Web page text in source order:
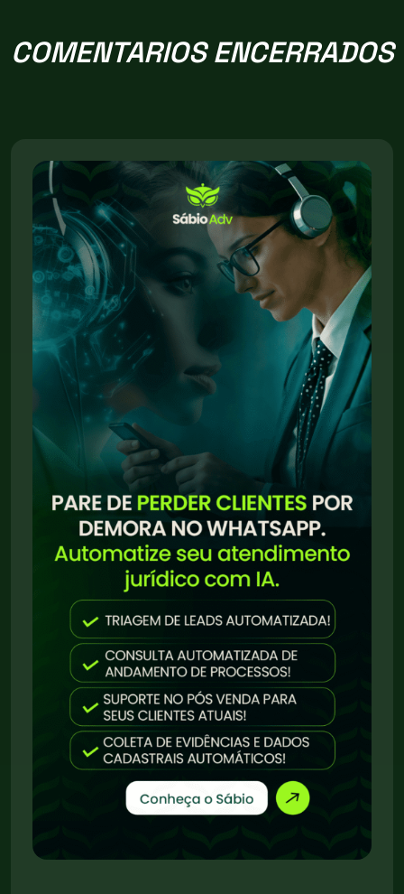
COMENTARIOS ENCERRADOS